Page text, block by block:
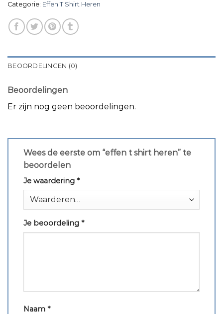
Categorie: Effen T Shirt Heren
BEOORDELINGEN (0)
Beoordelingen
Er zijn nog geen beoordelingen.
Wees de eerste om “effen t shirt heren” te
beoordelen
Je waardering *
Je beoordeling *
Naam *